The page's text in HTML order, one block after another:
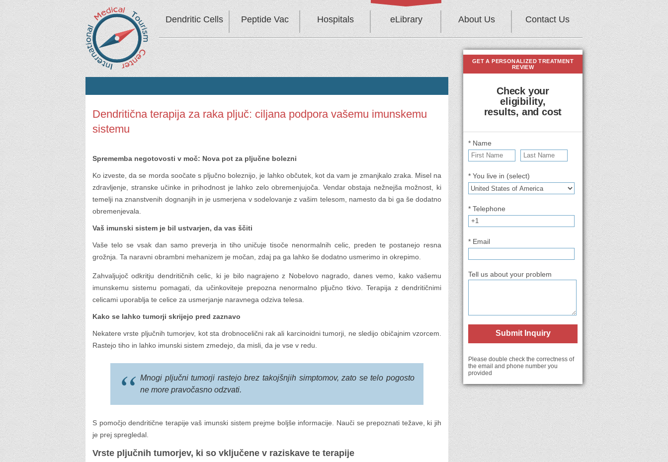
Dendritic Cells Peptide Vac Hospitals eLibrary About Us Contact Us
Dendritična terapija za raka pljuč: ciljana podpora vašemu imunskemu
sistemu
Sprememba negotovosti v moč: Nova pot za pljučne bolezni
Ko izveste, da se morda soočate s pljučno boleznijo, je lahko občutek, kot da vam je zmanjkalo zraka. Misel na
zdravljenje, stranske učinke in prihodnost je lahko zelo obremenjujoča. Vendar obstaja nežnejša možnost, ki
temelji na znanstvenih dognanjih in je usmerjena v sodelovanje z vašim telesom, namesto da bi ga še dodatno
obremenjevala.
Vaš imunski sistem je bil ustvarjen, da vas ščiti
Vaše telo se vsak dan samo preverja in tiho uničuje tisoče nenormalnih celic, preden te postanejo resna
grožnja. Ta naravni obrambni mehanizem je močan, zdaj pa ga lahko še dodatno usmerimo in okrepimo.
Zahvaljujoč odkritju dendritičnih celic, ki je bilo nagrajeno z Nobelovo nagrado, danes vemo, kako vašemu
imunskemu sistemu pomagati, da učinkoviteje prepozna nenormalno pljučno tkivo. Terapija z dendritičnimi
celicami uporablja te celice za usmerjanje naravnega odziva telesa.
Kako se lahko tumorji skrijejo pred zaznavo
Nekatere vrste pljučnih tumorjev, kot sta drobnocelični rak ali karcinoidni tumorji, ne sledijo običajnim vzorcem.
Rastejo tiho in lahko imunski sistem zmedejo, da misli, da je vse v redu.
Mnogi pljučni tumorji rastejo brez takojšnjih simptomov, zato se telo pogosto
ne more pravočasno odzvati.
S pomočjo dendritične terapije vaš imunski sistem prejme boljše informacije. Nauči se prepoznati težave, ki jih
je prej spregledal.
Vrste pljučnih tumorjev, ki so vključene v raziskave te terapije
GET A PERSONALIZED TREATMENT
REVIEW
Check your
eligibility,
results, and cost
* Name
* You live in (select)
* Telephone
* Email
Tell us about your problem
Submit Inquiry
Please double check the correctness of
the email and phone number you
provided